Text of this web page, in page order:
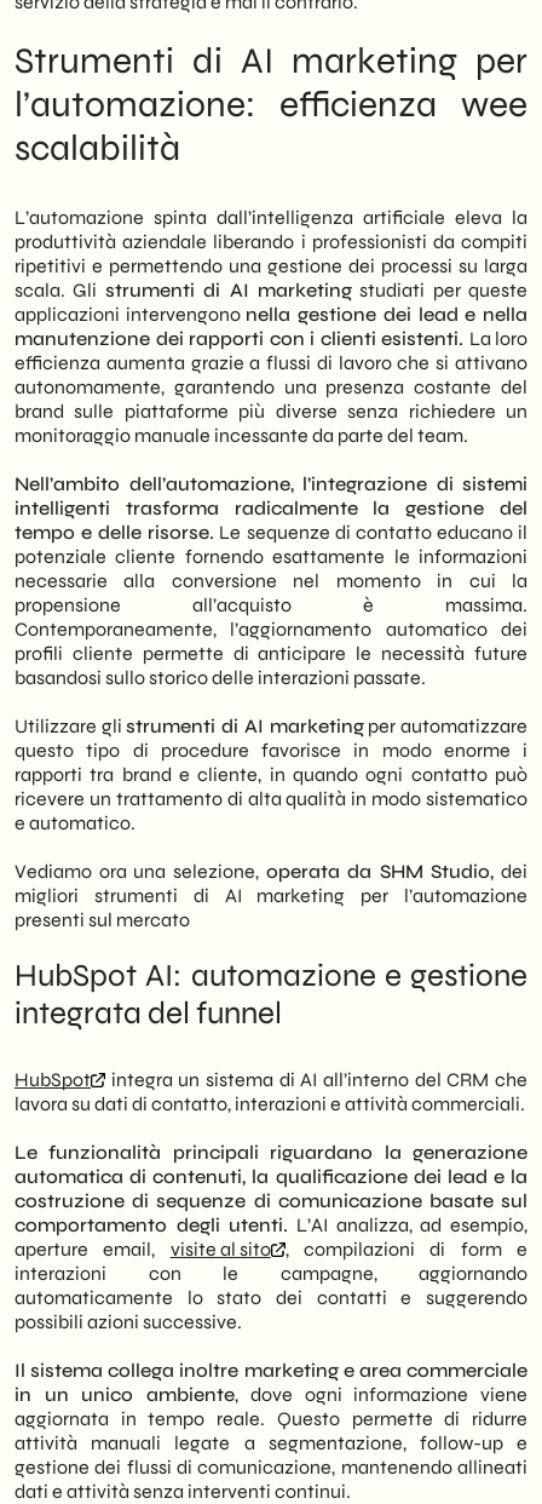
Strumenti di AI marketing per
l’automazione: efficienza wee
scalabilità
L’automazione spinta dall’intelligenza artificiale eleva la
produttività aziendale liberando i professionisti da compiti
ripetitivi e permettendo una gestione dei processi su larga
scala. Gli strumenti di AI marketingstudiati per queste
applicazioni intervengono nella gestione dei lead e nella
manutenzione dei rapporti con i clienti esistenti. La loro
efficienza aumenta grazie a flussi di lavoro che si attivano
autonomamente, garantendo una presenza costante del
brand sulle piattaforme più diverse senza richiedere un
monitoraggio manuale incessante da parte del team.
Nell’ambito dell’automazione, l’integrazione di sistemi
intelligenti trasforma radicalmente la gestione del
tempo e delle risorse. Le sequenze di contatto educano il
potenziale cliente fornendo esattamente le informazioni
necessarie alla conversione nel momento in cui la
propensione all’acquisto è massima.
Contemporaneamente, l’aggiornamento automatico dei
profili cliente permette di anticipare le necessità future
basandosi sullo storico delle interazioni passate.
Utilizzare glistrumenti di AI marketingper automatizzare
questo tipo di procedure favorisce in modo enorme i
rapporti tra brand e cliente, in quando ogni contatto può
ricevere un trattamento di alta qualità in modo sistematico
e automatico.
Vediamo ora una selezione, operata da SHM Studio, dei
migliori strumenti di AI marketing per l’automazione
presenti sul mercato
HubSpot AI: automazione e gestione
integrata del funnel
HubSpot
integra un sistema di AI all’interno del CRM che
lavora su dati di contatto, interazioni e attività commerciali.
Le funzionalità principali riguardano la generazione
automatica di contenuti, la qualificazione dei lead e la
costruzione di sequenze di comunicazione basate sul
comportamento degli utenti. L’AI analizza, ad esempio,
aperture email, visite al sito
, compilazioni di form e
interazioni con le campagne, aggiornando
automaticamente lo stato dei contatti e suggerendo
possibili azioni successive.
Il sistema collega inoltre marketing e area commerciale
in un unico ambiente, dove ogni informazione viene
aggiornata in tempo reale. Questo permette di ridurre
attività manuali legate a segmentazione, follow-up e
gestione dei flussi di comunicazione, mantenendo allineati
dati e attività senza interventi continui.